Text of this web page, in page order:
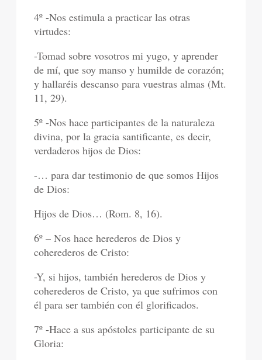
4º -Nos estimula a practicar las otras
virtudes:
-Tomad sobre vosotros mi yugo, y aprender
de mí, que soy manso y humilde de corazón;
y hallaréis descanso para vuestras almas (Mt.
11, 29).
5º -Nos hace participantes de la naturaleza
divina, por la gracia santificante, es decir,
verdaderos hijos de Dios:
-… para dar testimonio de que somos Hijos
de Dios:
Hijos de Dios… (Rom. 8, 16).
6º – Nos hace herederos de Dios y
coherederos de Cristo:
-Y, si hijos, también herederos de Dios y
coherederos de Cristo, ya que sufrimos con
él para ser también con él glorificados.
7º -Hace a sus apóstoles participante de su
Gloria: